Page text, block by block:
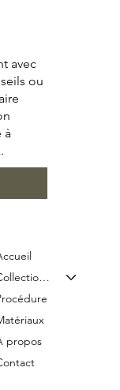
Collection & Tarifs
propos
avec
ou
à